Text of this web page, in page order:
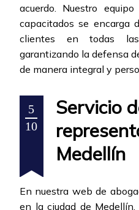
acuerdo. Nuestro
capacitados se encarga
clientes en todas
garantizando la defensa
de manera integral y
5
10
Servicio
Medellín
En nuestra web de
en la ciudad de